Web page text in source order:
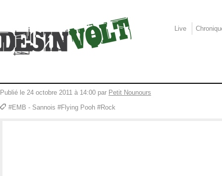
Live
Publié le 24 octobre 2011 à 14:00 par Petit Nounours
#EMB - Sannois #Flying Pooh #Rock